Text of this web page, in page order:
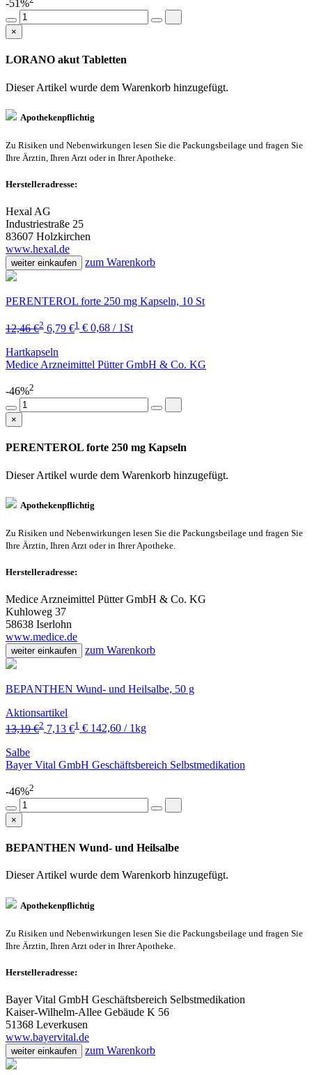
-51%
×
LORANO akut Tabletten
Dieser Artikel wurde dem Warenkorb hinzugefügt.
Apothekenpflichtig
Zu Risiken und Nebenwirkungen lesen Sie die Packungsbeilage und fragen Sie
Ihre Ärztin, Ihren Arzt oder in Ihrer Apotheke.
Herstelleradresse:
Hexal AG
Industriestraße 25
83607 Holzkirchen
www.hexal.de
weiter einkaufen zum Warenkorb
PERENTEROL forte 250 mg Kapseln, 10 St
12,46 €2 6,79 €1 € 0,68 / 1St
Hartkapseln
Medice Arzneimittel Pütter GmbH & Co. KG
-46%2
×
PERENTEROL forte 250 mg Kapseln
Dieser Artikel wurde dem Warenkorb hinzugefügt.
Apothekenpflichtig
Zu Risiken und Nebenwirkungen lesen Sie die Packungsbeilage und fragen Sie
Ihre Ärztin, Ihren Arzt oder in Ihrer Apotheke.
Herstelleradresse:
Medice Arzneimittel Pütter GmbH & Co. KG
Kuhloweg 37
58638 Iserlohn
www.medice.de
weiter einkaufen zum Warenkorb
BEPANTHEN Wund- und Heilsalbe, 50 g
Aktionsartikel
13,19 €2 7,13 €1 € 142,60 / 1kg
Salbe
Bayer Vital GmbH Geschäftsbereich Selbstmedikation
-46%2
×
BEPANTHEN Wund- und Heilsalbe
Dieser Artikel wurde dem Warenkorb hinzugefügt.
Apothekenpflichtig
Zu Risiken und Nebenwirkungen lesen Sie die Packungsbeilage und fragen Sie
Ihre Ärztin, Ihren Arzt oder in Ihrer Apotheke.
Herstelleradresse:
Bayer Vital GmbH Geschäftsbereich Selbstmedikation
Kaiser-Wilhelm-Allee Gebäude K 56
51368 Leverkusen
www.bayervital.de
weiter einkaufen zum Warenkorb